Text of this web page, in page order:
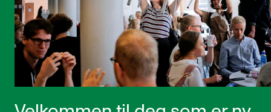
Årsstudium og videreutdanning
Etterutdanning og kurs
Talentutvikling